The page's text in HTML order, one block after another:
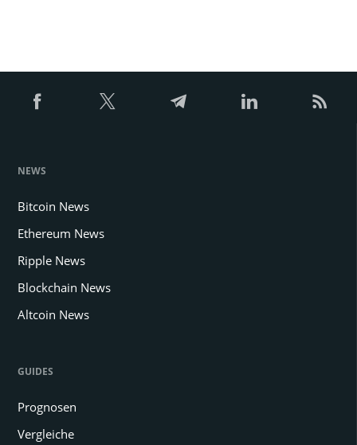
NEWS
Bitcoin News
Ethereum News
Ripple News
Blockchain News
Altcoin News
GUIDES
Prognosen
Vergleiche